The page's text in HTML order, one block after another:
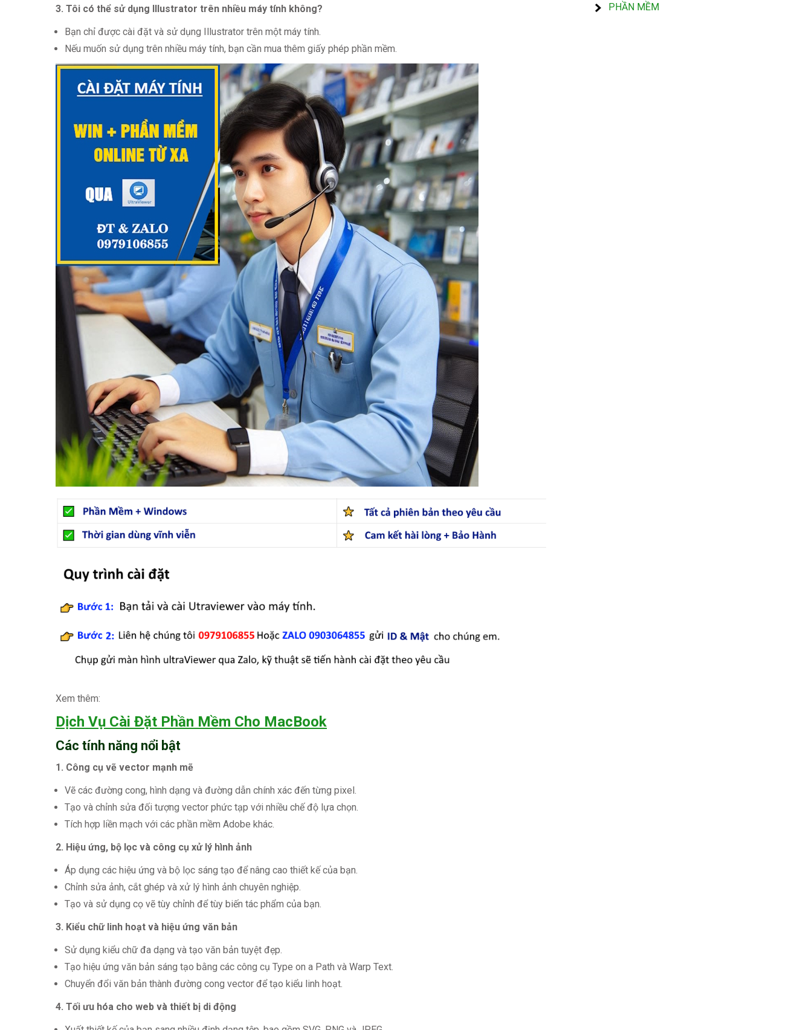
3. Tôi có thể sử dụng Illustrator trên nhiều máy tính không?
Bạn chỉ được cài đặt và sử dụng Illustrator trên một máy tính.
Nếu muốn sử dụng trên nhiều máy tính, bạn cần mua thêm giấy phép phần mềm.
Xem thêm:
Dịch Vụ Cài Đặt Phần Mềm Cho MacBook
Các tính năng nổi bật
1. Công cụ vẽ vector mạnh mẽ
Vẽ các đường cong, hình dạng và đường dẫn chính xác đến từng pixel.
Tạo và chỉnh sửa đối tượng vector phức tạp với nhiều chế độ lựa chọn.
Tích hợp liền mạch với các phần mềm Adobe khác.
2. Hiệu ứng, bộ lọc và công cụ xử lý hình ảnh
Áp dụng các hiệu ứng và bộ lọc sáng tạo để nâng cao thiết kế của bạn.
Chỉnh sửa ảnh, cắt ghép và xử lý hình ảnh chuyên nghiệp.
Tạo và sử dụng cọ vẽ tùy chỉnh để tùy biến tác phẩm của bạn.
3. Kiểu chữ linh hoạt và hiệu ứng văn bản
Sử dụng kiểu chữ đa dạng và tạo văn bản tuyệt đẹp.
Tạo hiệu ứng văn bản sáng tạo bằng các công cụ Type on a Path và Warp Text.
Chuyển đổi văn bản thành đường cong vector để tạo kiểu linh hoạt.
4. Tối ưu hóa cho web và thiết bị di động
PHẦN MỀM